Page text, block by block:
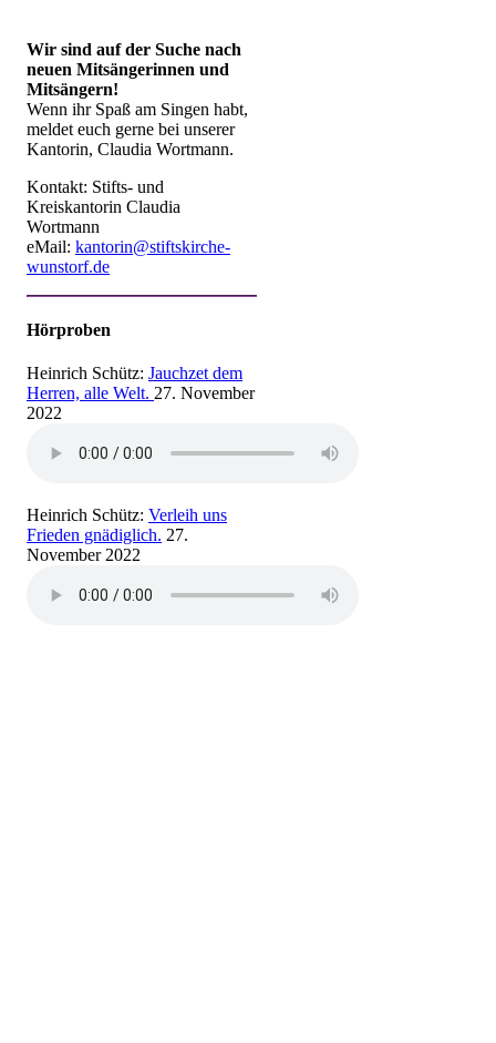
Wir sind auf der Suche nach
neuen Mitsängerinnen und
Mitsängern!
Wenn ihr Spaß am Singen habt,
meldet euch gerne bei unserer
Kantorin, Claudia Wortmann.
Kontakt: Stifts- und
Kreiskantorin Claudia
Wortmann
eMail: kantorin@stiftskirche-
wunstorf.de
Hörproben
Heinrich Schütz: Jauchzet dem
Herren, alle Welt. 27. November
2022
Heinrich Schütz: Verleih uns
Frieden gnädiglich. 27.
November 2022